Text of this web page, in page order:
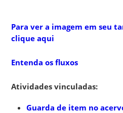
Para ver a imagem em seu
clique aqui
Entenda os fluxos
Atividades vinculadas:
Guarda de item no